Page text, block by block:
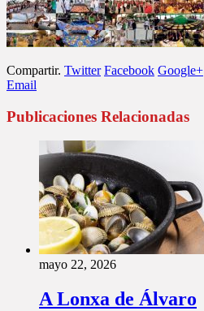
Compartir. Twitter Facebook Google+
Email
Publicaciones Relacionadas
mayo 22, 2026
A Lonxa de Álvaro